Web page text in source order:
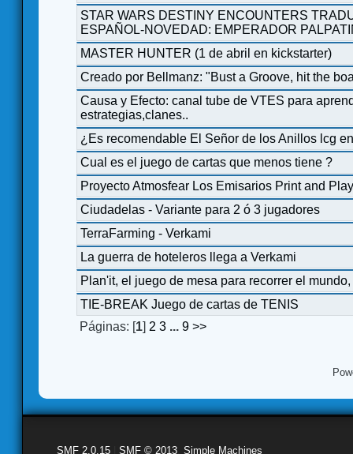
STAR WARS DESTINY ENCOUNTERS
ESPAÑOL-NOVEDAD: EMPERADOR
MASTER HUNTER (1 de abril en kickstarter)
Creado por Bellmanz: "Bust a Groove, hit the
Causa y Efecto: canal tube de VTES para
estrategias,clanes..
¿Es recomendable El Señor de los Anillos lcg
Cual es el juego de cartas que menos tiene ?
Proyecto Atmosfear Los Emisarios Print and Play
Ciudadelas - Variante para 2 ó 3 jugadores
TerraFarming - Verkami
La guerra de hoteleros llega a Verkami
Plan'it, el juego de mesa para recorrer el
TIE-BREAK Juego de cartas de TENIS
Páginas: [1] 2 3 ... 9 >>
SMF 2.0.15 SMF © 2013 Simple Machines